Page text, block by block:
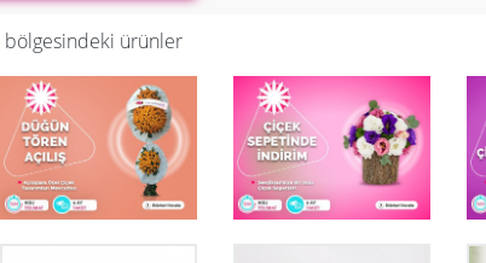
bölgesindeki ürünler